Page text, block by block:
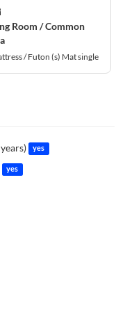
Room / Common
/ Futon (s) Mat single
yes
yes